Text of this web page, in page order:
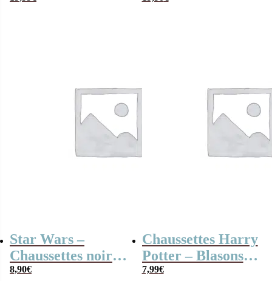
Star Wars –
Chaussettes noir
en coton Star
8,90€
Chaussettes Harry
Potter – Blasons –
Taille 40/46
7,99€